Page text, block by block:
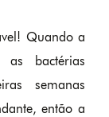
Quando a
bactérias
semanas
então a